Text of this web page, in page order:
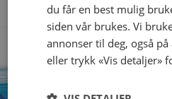
du får en best mulig
siden vår brukes. Vi
annonser til deg, også
eller trykk «Vis detaljer»